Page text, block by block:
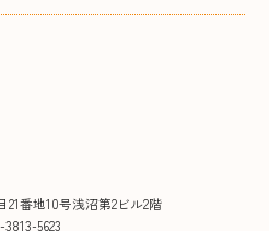
番地10号浅沼第2ビル2階
5623